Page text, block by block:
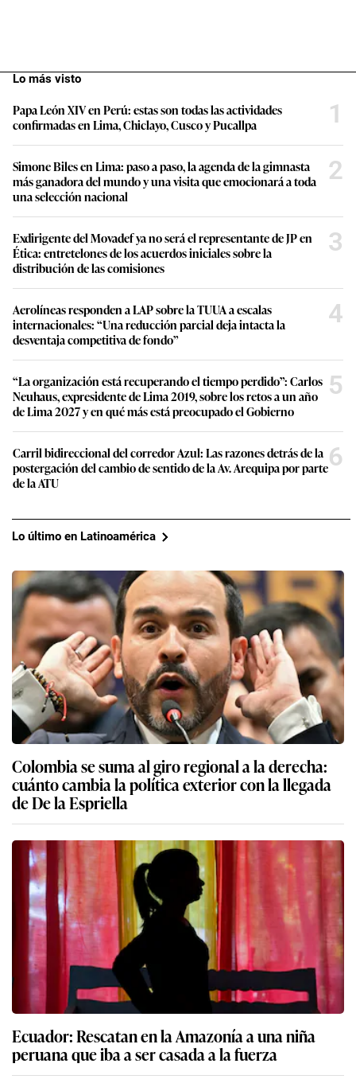
Lo más visto
Papa León XIV en Perú: estas son todas las actividades
confirmadas en Lima, Chiclayo, Cusco y Pucallpa
1
Simone Biles en Lima: paso a paso, la agenda de la gimnasta
más ganadora del mundo y una visita que emocionará a toda
una selección nacional
2
Exdirigente del Movadef ya no será el representante de JP en
Ética: entretelones de los acuerdos iniciales sobre la
distribución de las comisiones
3
Aerolíneas responden a LAP sobre la TUUA a escalas
internacionales: “Una reducción parcial deja intacta la
desventaja competitiva de fondo”
4
“La organización está recuperando el tiempo perdido”: Carlos
Neuhaus, expresidente de Lima 2019, sobre los retos a un año
de Lima 2027 y en qué más está preocupado el Gobierno
5
Carril bidireccional del corredor Azul: Las razones detrás de la
postergación del cambio de sentido de la Av. Arequipa por parte
de la ATU
6
Lo último en Latinoamérica
Colombia se suma al giro regional a la derecha:
cuánto cambia la política exterior con la llegada
de De la Espriella
Ecuador: Rescatan en la Amazonía a una niña
peruana que iba a ser casada a la fuerza